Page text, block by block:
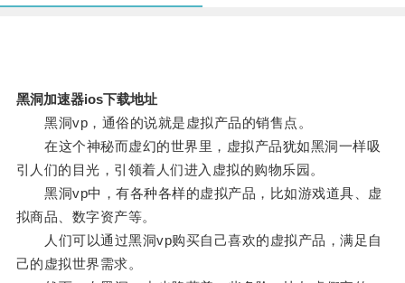
黑洞加速器ios下载地址
黑洞vp，通俗的说就是虚拟产品的销售点。
在这个神秘而虚幻的世界里，虚拟产品犹如黑洞一样吸
引人们的目光，引领着人们进入虚拟的购物乐园。
黑洞vp中，有各种各样的虚拟产品，比如游戏道具、虚
拟商品、数字资产等。
人们可以通过黑洞vp购买自己喜欢的虚拟产品，满足自
己的虚拟世界需求。